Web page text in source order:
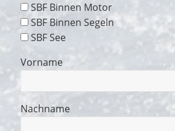
SBF Binnen Motor
SBF Binnen Segeln
SBF See
Vorname
Nachname